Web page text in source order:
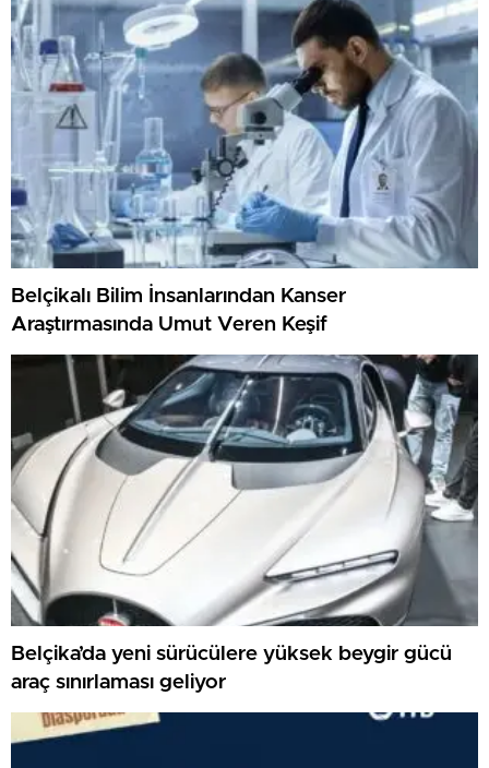
Belçikalı Bilim İnsanlarından Kanser
Araştırmasında Umut Veren Keşif
Belçika’da yeni sürücülere yüksek beygir gücü
araç sınırlaması geliyor